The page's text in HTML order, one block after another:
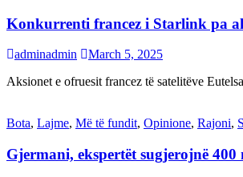
Konkurrenti francez i Starlink pa
adminadmin
March 5, 2025
Aksionet e ofruesit francez të satelitëve
Bota, Lajme, Më të fundit, Opinione, Rajoni,
Gjermani, ekspertët sugjerojnë